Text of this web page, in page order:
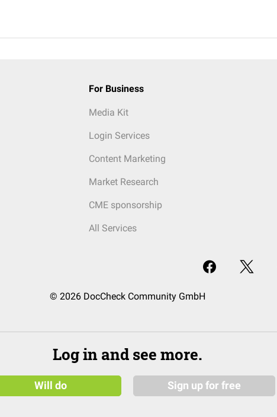
For Business
Media Kit
Login Services
Content Marketing
Market Research
CME sponsorship
All Services
© 2026 DocCheck Community GmbH
Log in and see more.
Will do Sign up for free